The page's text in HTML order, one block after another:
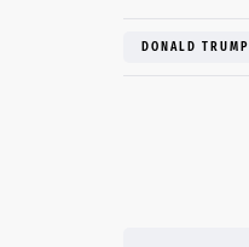
DONALD TRUMP